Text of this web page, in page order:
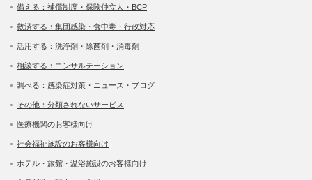
備える：補償制度・保険仲立人・BCP
救済する：集団感染・食中毒・行政対応
活用する：洗浄剤・除菌剤・消毒剤
相談する：コンサルテーション
調べる：感染症対策・ニュース・ブログ
その他：分類されないサービス
医療機関のお客様向け
社会福祉施設のお客様向け
ホテル・旅館・温浴施設のお客様向け